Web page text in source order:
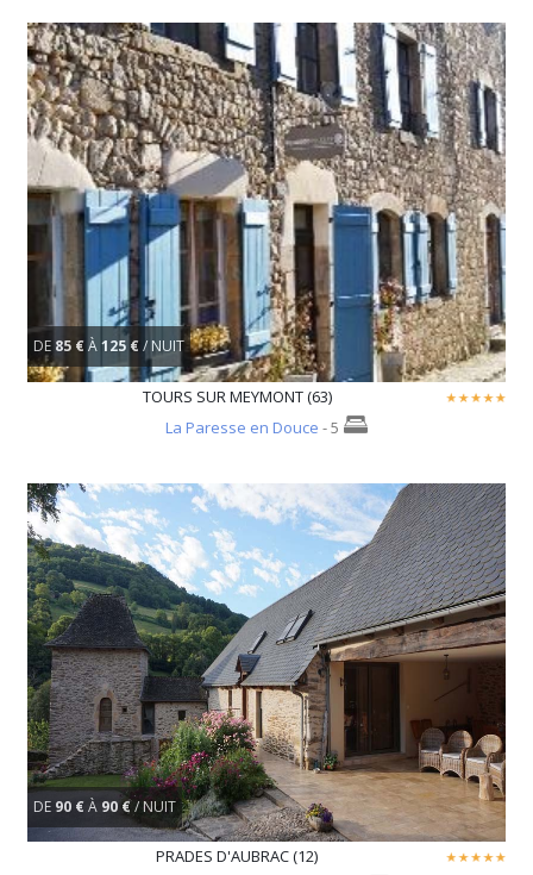
DE 85 €À125 €/ NUIT
TOURS SUR MEYMONT (63)
La Paresse en Douce - 5
DE 90 €À 90 €/ NUIT
PRADES D'AUBRAC (12)